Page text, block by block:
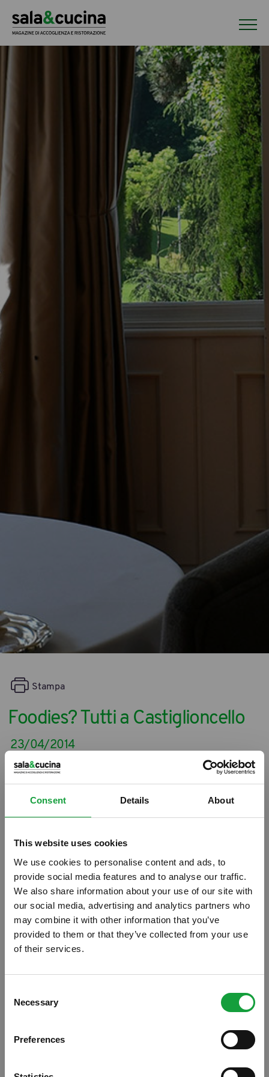
Consent Details About
This website uses cookies
We use cookies to personalise content and ads, to
provide social media features and to analyse our traffic.
We also share information about your use of our site with
our social media, advertising and analytics partners who
may combine it with other information that you’ve
provided to them or that they’ve collected from your use
of their services.
Selection
Necessary
Preferences
Foodies? Tutti a Castiglioncello
Stampa
23/04/2014
ISCRIVITI ALLA NEWSLETTER
Resta aggiornato su tutte le ultime novita nel campo